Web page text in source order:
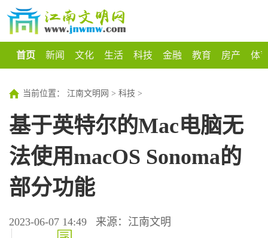
首页 新闻 文化 生活 科技 金融 教育 房产 体
当前位置： 江南文明网 > 科技 >
基于英特尔的Mac电脑无
法使用macOS Sonoma的
部分功能
2023-06-07 14:49 来源：江南文明